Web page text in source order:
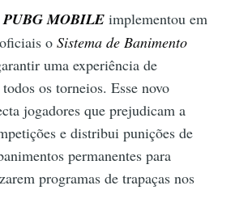
PUBG MOBILE implementou em
oficiais oSistema de Banimento
uma experiência de
os torneios. Esse novo
jogadores que prejudicam a
e distribui punições de
permanentes para
programas de trapaças nos